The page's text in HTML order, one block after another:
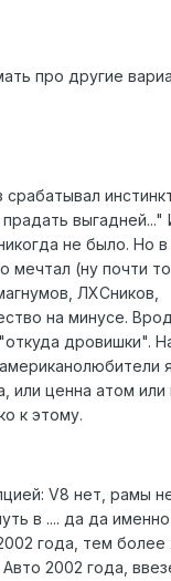
про другие
выгадней..."
не было. Но в
мечтал (ну почти
ЛХСников,
на минусе.
дровишки".
или ценна атом или
к этому.
V8 нет, рамы
в .... да да
года, тем более
2002 года,